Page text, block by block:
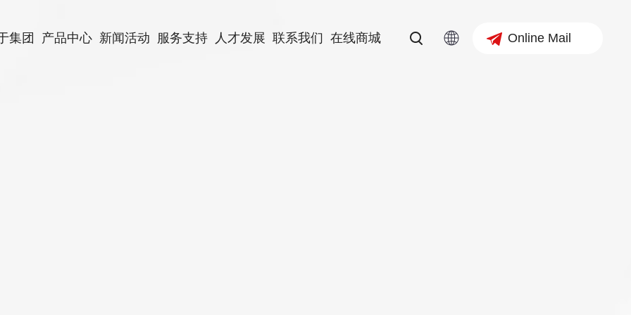
集团 产品中心 新闻活动 服务支持 人才发展 联系我们 在线商城 Online Mail